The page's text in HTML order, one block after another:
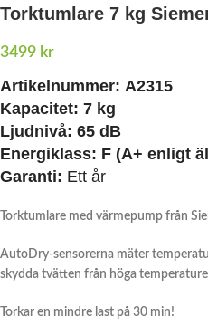
Torktumlare 7 kg
3499 kr
Artikelnummer: A2315
Kapacitet: 7 kg
Ljudnivå: 65 dB
Energiklass: F (A+ enligt
Garanti: Ett år
Torktumlare med värmepump från
AutoDry-sensorerna mäter
skydda tvätten från höga
Torkar en mindre last på 30 min!